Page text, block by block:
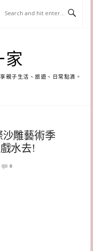
家
親子生活、旅遊、日常點滴。
沙雕藝術季
水去!
0